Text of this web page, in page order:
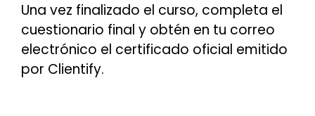
Una vez finalizado el curso, completa el
cuestionario final y obtén en tu correo
electrónico el certificado oficial emitido
por Clientify.